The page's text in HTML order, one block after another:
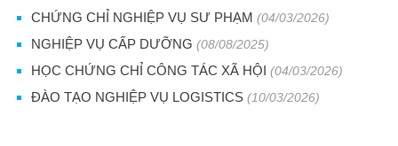
CHỨNG CHỈ NGHIỆP VỤ SƯ PHẠM (04/03/2026)
NGHIỆP VỤ CẤP DƯỠNG (08/08/2025)
HỌC CHỨNG CHỈ CÔNG TÁC XÃ HỘI (04/03/2026)
ĐÀO TẠO NGHIỆP VỤ LOGISTICS (10/03/2026)